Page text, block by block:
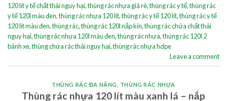
120 lít y tế chất thải nguy hại,thùng rác nhựa giá rẻ,thùng rác y tế,thùng rác
y tế 120l màu đen,thùng rác nhựa 120 lít,thùng rác y tế 120 lít,thùng rác y tế
120 lít màu đen,thùng rác,thùng rác 120l nắp kín,thùng rác chứa chất thải
nguy hại,thùng rác nhựa 120l màu đen,thùng rác nhựa,thùng rác 120l 2
bánh xe,thùng chứa rác thải nguy hại,thùng rác nhựa hdpe
Leave a comment
THÙNG RÁC ĐA NĂNG THÙNG RÁC NHỰA
Thùng rác nhựa 120 lít màu xanh lá – nắp